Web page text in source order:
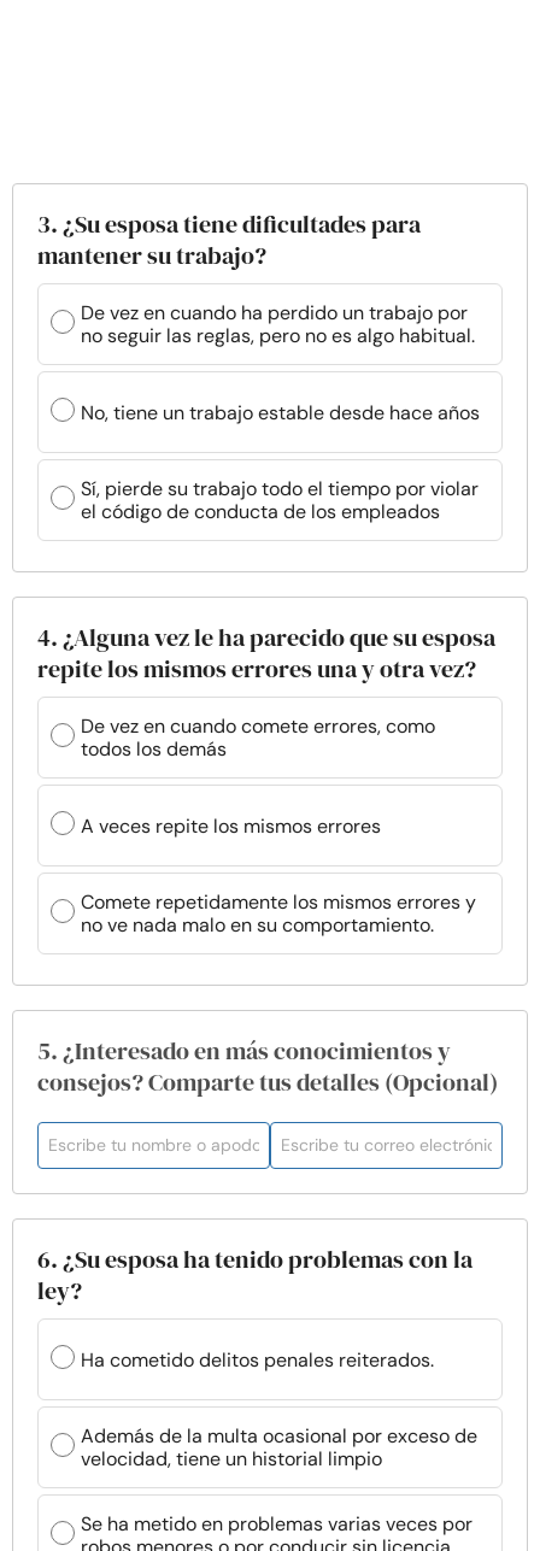
3. ¿Su esposa tiene dificultades para
mantener su trabajo?
De vez en cuando ha perdido un trabajo por
no seguir las reglas, pero no es algo habitual.
No, tiene un trabajo estable desde hace años
Sí, pierde su trabajo todo el tiempo por violar
el código de conducta de los empleados
4. ¿Alguna vez le ha parecido que su esposa
repite los mismos errores una y otra vez?
De vez en cuando comete errores, como
todos los demás
A veces repite los mismos errores
Comete repetidamente los mismos errores y
no ve nada malo en su comportamiento.
5. ¿Interesado en más conocimientos y
consejos? Comparte tus detalles (Opcional)
6. ¿Su esposa ha tenido problemas con la
ley?
Ha cometido delitos penales reiterados.
Además de la multa ocasional por exceso de
velocidad, tiene un historial limpio
Se ha metido en problemas varias veces por